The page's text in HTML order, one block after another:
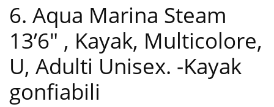
6. Aqua Marina Steam
13’6″ , Kayak, Multicolore,
U, Adulti Unisex. -Kayak
gonfiabili